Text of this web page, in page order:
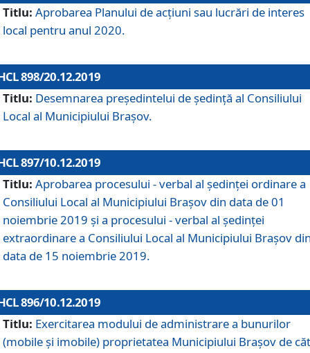
Titlu: Aprobarea Planului de acţiuni sau lucrări de interes
local pentru anul 2020.
898/20.12.2019
Titlu: Desemnarea preşedintelui de şedinţă al Consiliului
Local al Municipiului Braşov.
897/10.12.2019
Titlu: Aprobarea procesului - verbal al şedinţei ordinare a
Consiliului Local al Municipiului Brașov din data de 01
noiembrie 2019 și a procesului - verbal al ședinței
extraordinare a Consiliului Local al Municipiului Brașov
data de 15 noiembrie 2019.
896/10.12.2019
Titlu: Exercitarea modului de administrare a bunurilor
(mobile și imobile) proprietatea Municipiului Brașov de